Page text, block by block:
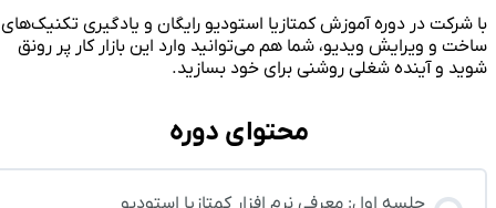
با شرکت در دوره آموزش کمتازیا استودیو رایگان و یادگیری تکنیک‌های
ساخت و ویرایش ویدیو، شما هم می‌توانید وارد این بازار کار پر رونق
شوید و آینده شغلی روشنی برای خود بسازید.
محتوای دوره
جلسه اول: معرفی نرم افزار کمتازیا استودیو